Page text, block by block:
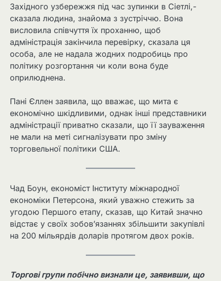
Західного узбережжя під час зупинки в Сіетлі,-
сказала людина, знайома з зустріччю. Вона
висловила співчуття їх проханню, щоб
адміністрація закінчила перевірку, сказала ця
особа, але не надала жодних подробиць про
політику розгортання чи коли вона буде
оприлюднена.
Пані Єллен заявила, що вважає, що мита є
економічно шкідливими, однак інші представники
адміністрації приватно сказали, що її зауваження
не мали на меті сигналізувати про зміну
торговельної політики США.
Чад Боун, економіст Інституту міжнародної
економіки Петерсона, який уважно стежить за
угодою Першого етапу, сказав, що Китай значно
відстає у своїх зобов’язаннях збільшити закупівлі
на 200 мільярдів доларів протягом двох років.
Торгові групи побічно визнали це, заявивши, що